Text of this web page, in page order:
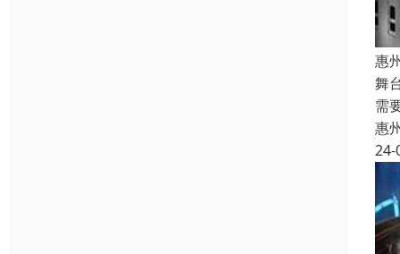
惠
舞
需
惠
24-